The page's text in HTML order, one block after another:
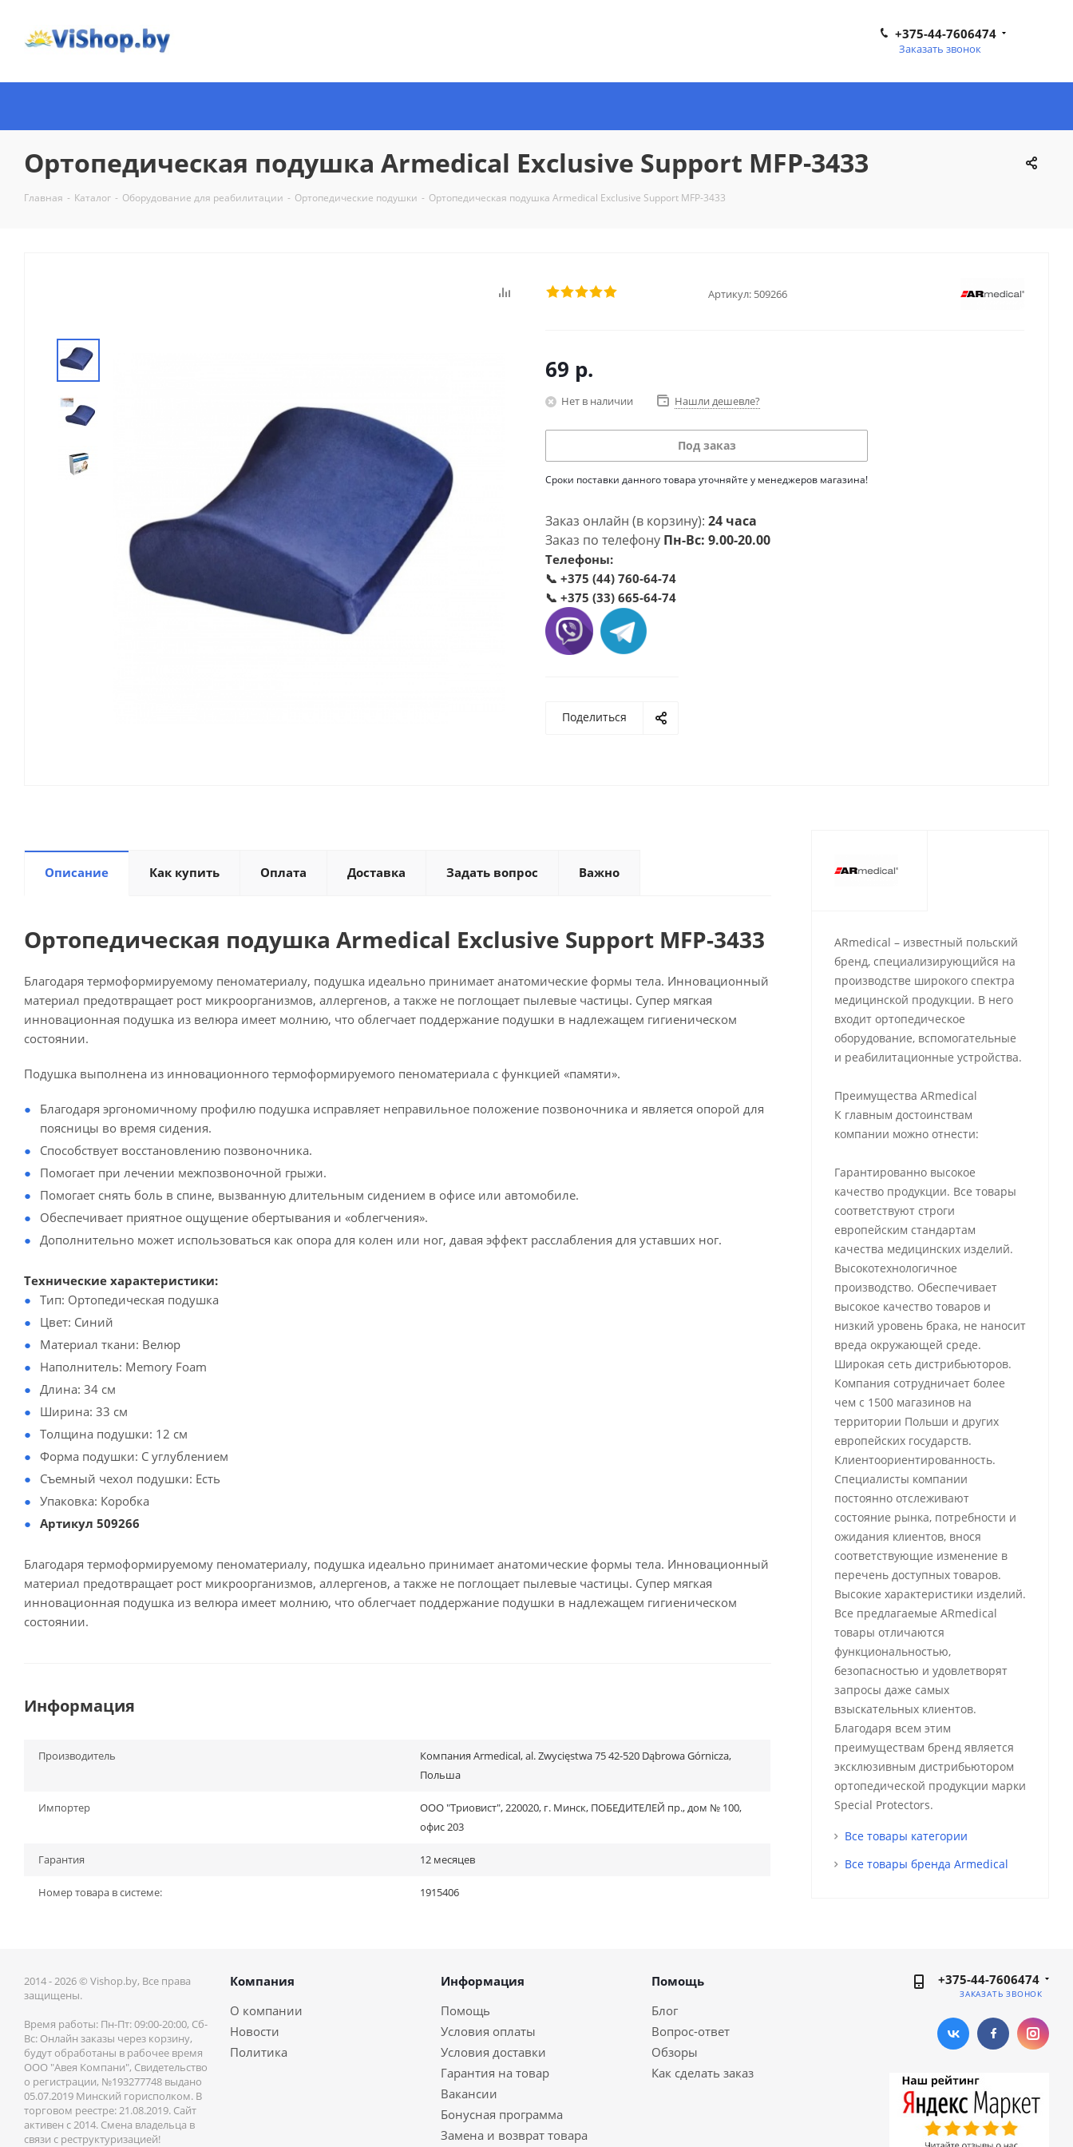
+375-44-7606474
Заказать звонок
Ортопедическая подушка Armedical Exclusive Support MFP-3433
Главная - Каталог - Оборудование для реабилитации - Ортопедические подушки - Ортопедическая подушка Armedical Exclusive Support MFP-3433
Артикул: 509266
69 р.
Нет в наличии Нашли дешевле?
Под заказ
Сроки поставки данного товара уточняйте у менеджеров магазина!
Заказ онлайн (в корзину): 24 часа
Заказ по телефону Пн-Вс: 9.00-20.00
Телефоны:
📞 +375 (44) 760-64-74
📞 +375 (33) 665-64-74
Поделиться
Описание Как купить Оплата Доставка Задать вопрос Важно
Ортопедическая подушка Armedical Exclusive Support MFP-3433
Благодаря термоформируемому пеноматериалу, подушка идеально принимает анатомические формы тела. Инновационный
материал предотвращает рост микроорганизмов, аллергенов, а также не поглощает пылевые частицы. Супер мягкая
инновационная подушка из велюра имеет молнию, что облегчает поддержание подушки в надлежащем гигиеническом
состоянии.
Подушка выполнена из инновационного термоформируемого пеноматериала с функцией «памяти».
Благодаря эргономичному профилю подушка исправляет неправильное положение позвоночника и является опорой для
поясницы во время сидения.
Способствует восстановлению позвоночника.
Помогает при лечении межпозвоночной грыжи.
Помогает снять боль в спине, вызванную длительным сидением в офисе или автомобиле.
Обеспечивает приятное ощущение обертывания и «облегчения».
Дополнительно может использоваться как опора для колен или ног, давая эффект расслабления для уставших ног.
Технические характеристики:
Тип: Ортопедическая подушка
Цвет: Синий
Материал ткани: Велюр
Наполнитель: Memory Foam
Длина: 34 см
Ширина: 33 см
Толщина подушки: 12 см
Форма подушки: С углублением
Съемный чехол подушки: Есть
Упаковка: Коробка
Артикул 509266
Благодаря термоформируемому пеноматериалу, подушка идеально принимает анатомические формы тела. Инновационный
материал предотвращает рост микроорганизмов, аллергенов, а также не поглощает пылевые частицы. Супер мягкая
инновационная подушка из велюра имеет молнию, что облегчает поддержание подушки в надлежащем гигиеническом
состоянии.
Информация
Производитель
Компания Armedical, al. Zwycięstwa 75 42-520 Dąbrowa Górnicza,
Польша
Импортер
ООО "Триовист", 220020, г. Минск, ПОБЕДИТЕЛЕЙ пр., дом № 100,
офис 203
Гарантия 12 месяцев
Номер товара в системе: 1915406
ARmedical – известный польский
бренд, специализирующийся на
производстве широкого спектра
медицинской продукции. В него
входит ортопедическое
оборудование, вспомогательные
и реабилитационные устройства.
Преимущества ARmedical
К главным достоинствам
компании можно отнести:
Гарантированно высокое
качество продукции. Все товары
соответствуют строги
европейским стандартам
качества медицинских изделий.
Высокотехнологичное
производство. Обеспечивает
высокое качество товаров и
низкий уровень брака, не наносит
вреда окружающей среде.
Широкая сеть дистрибьюторов.
Компания сотрудничает более
чем с 1500 магазинов на
территории Польши и других
европейских государств.
Клиентоориентированность.
Специалисты компании
постоянно отслеживают
состояние рынка, потребности и
ожидания клиентов, внося
соответствующие изменение в
перечень доступных товаров.
Высокие характеристики изделий.
Все предлагаемые ARmedical
товары отличаются
функциональностью,
безопасностью и удовлетворят
запросы даже самых
взыскательных клиентов.
Благодаря всем этим
преимуществам бренд является
эксклюзивным дистрибьютором
ортопедической продукции марки
Special Protectors.
Все товары категории
Все товары бренда Armedical
2014 - 2026 © Vishop.by, Все права
защищены.
Время работы: Пн-Пт: 09:00-20:00, Сб-
Вс: Онлайн заказы через корзину,
будут обработаны в рабочее время
ООО "Авея Компани", Свидетельство
о регистрации, №193277748 выдано
05.07.2019 Минский горисполком. В
торговом реестре: 21.08.2019. Сайт
активен с 2014. Смена владельца в
связи с реструктуризацией!
Компания
О компании
Новости
Политика
Информация
Помощь
Условия оплаты
Условия доставки
Гарантия на товар
Вакансии
Бонусная программа
Замена и возврат товара
Помощь
Блог
Вопрос-ответ
Обзоры
Как сделать заказ
+375-44-7606474
ЗАКАЗАТЬ ЗВОНОК